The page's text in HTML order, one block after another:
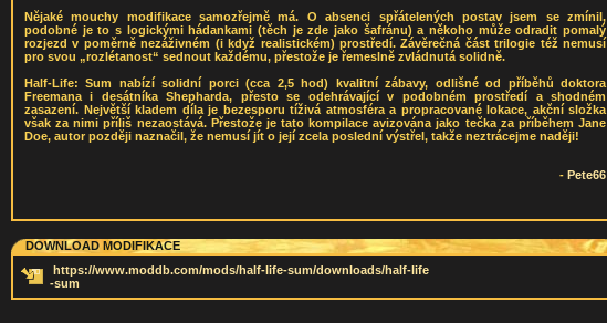
Nějaké mouchy modifikace samozřejmě má. O absenci spřátelených postav jsem se zmínil,
podobné je to s logickými hádankami (těch je zde jako šafránu) a někoho může odradit pomalý
rozjezd v poměrně nezáživném (i když realistickém) prostředí. Závěrečná část trilogie též nemusí
pro svou „rozlétanost“ sednout každému, přestože je řemeslně zvládnutá solidně.
Half-Life: Sum nabízí solidní porci (cca 2,5 hod) kvalitní zábavy, odlišné od příběhů doktora
Freemana i desátníka Shepharda, přesto se odehrávající v podobném prostředí a shodném
zasazení. Největší kladem díla je bezesporu tíživá atmosféra a propracované lokace, akční složka
však za nimi příliš nezaostává. Přestože je tato kompilace avizována jako tečka za příběhem Jane
Doe, autor později naznačil, že nemusí jít o její zcela poslední výstřel, takže neztrácejme naději!
- Pete66
DOWNLOAD MODIFIKACE
https://www.moddb.com/mods/half-life-sum/downloads/half-life
-sum